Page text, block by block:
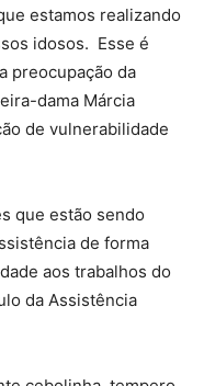
estamos realizando
idosos. Esse é
preocupação da
dama Márcia
de vulnerabilidade
que estão sendo
de forma
aos trabalhos do
da Assistência